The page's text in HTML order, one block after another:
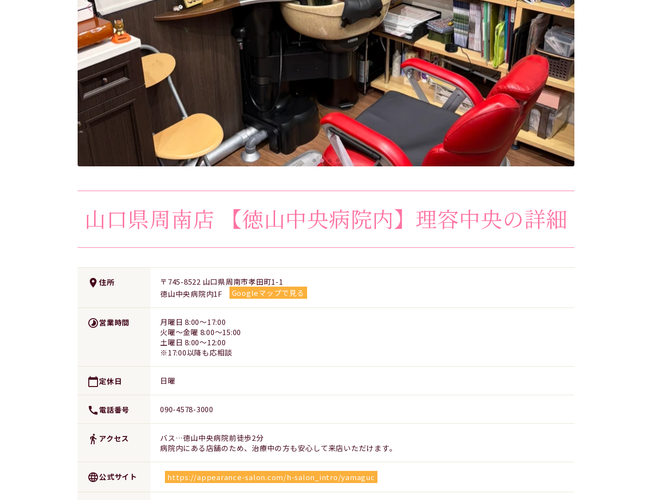
山口県周南店 【徳山中央病院内】理容中央の詳細
place 住所
〒745-8522 山口県周南市孝田町1-1
徳山中央病院内1F
Googleマップで見る
timelapse営業時間
月曜日 8:00～17:00
火曜～金曜 8:00～15:00
土曜日 8:00～12:00
※17:00以降も応相談
calendar_today定休日 日曜
call電話番号 090-4578-3000
directions_walk アクセス
バス…徳山中央病院前徒歩2分
病院内にある店舗のため、治療中の方も安心して来店いただけます。
language公式サイト https://appearance-salon.com/h-salon_intro/yamaguc